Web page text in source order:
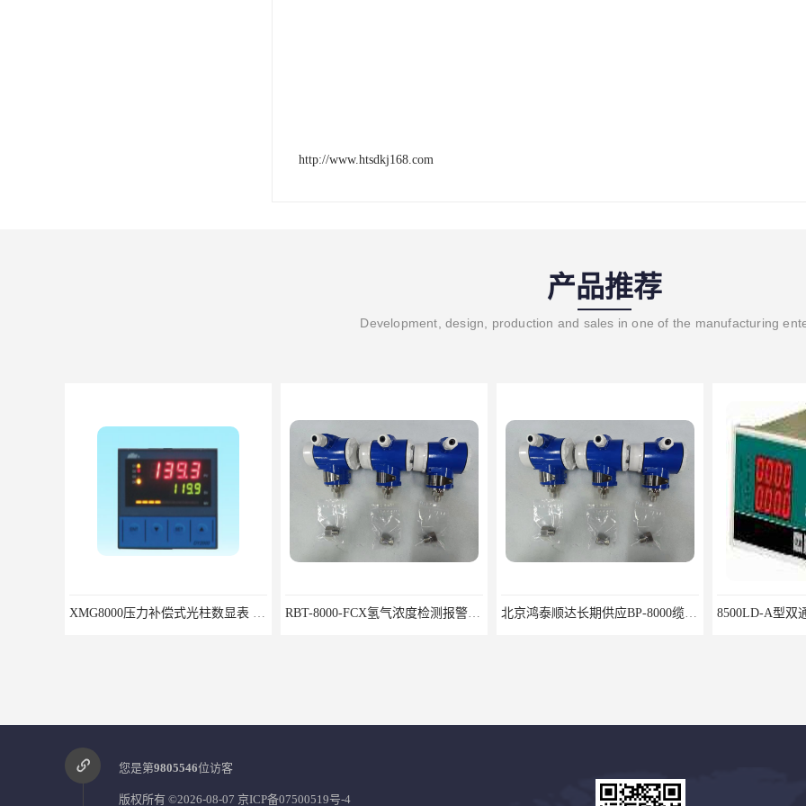
http://www.htsdkj168.com
产品推荐
Development, design, production and sales in one of the manufacturing
RBT-8000-FCX氢气浓度检测报警器北京地区供应商 北京鸿泰顺达长期供应BP-8000缆式液位计，0-5米现场显示；BP-8000缆式液位计，0-5米现场显示询价电话 8500LD-A型双通道烈度监视仪鸿泰产品性价比好
您是第9805546位访客
版权所有 ©2026-08-07 京ICP备07500519号-4